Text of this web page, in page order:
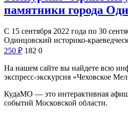
памятники города
С 15 сентября 2022 года по 30
Одинцовский историко-
250 ₽ 182 0
На нашем сайте вы найдете всю
экспресс-экскурсия «Чеховское
КудаМО — это интерактивная
событий Московской области.